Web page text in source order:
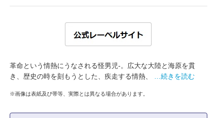
革命という情熱にうなされる怪男児-。広大な大陸と海原を貫
き、歴史の時を刻もうとした、疾走する情熱、
…続きを読む
※画像は表紙及び帯等、実際とは異なる場合があります。